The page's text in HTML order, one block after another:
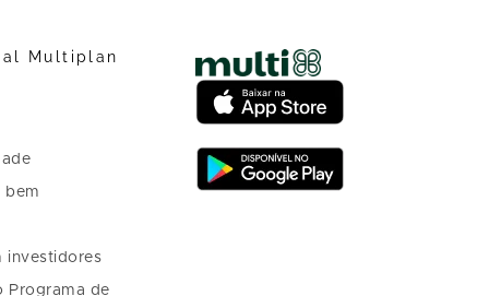
Multiplan
bem
investidores
Programa de